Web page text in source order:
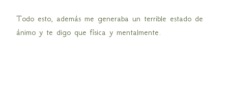
Todo esto, además me generaba un terrible estado de
ánimo y te digo que física y mentalmente.